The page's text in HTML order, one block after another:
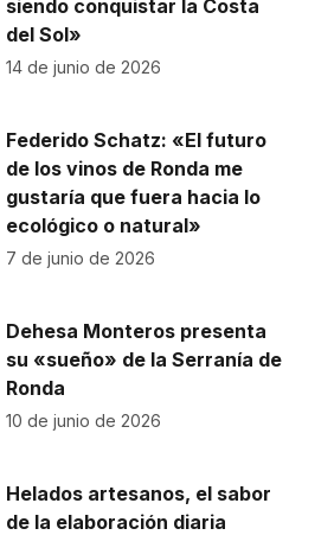
siendo conquistar la Costa
del Sol»
14 de junio de 2026
Federido Schatz: «El futuro
de los vinos de Ronda me
gustaría que fuera hacia lo
ecológico o natural»
7 de junio de 2026
Dehesa Monteros presenta
su «sueño» de la Serranía de
Ronda
10 de junio de 2026
Helados artesanos, el sabor
de la elaboración diaria